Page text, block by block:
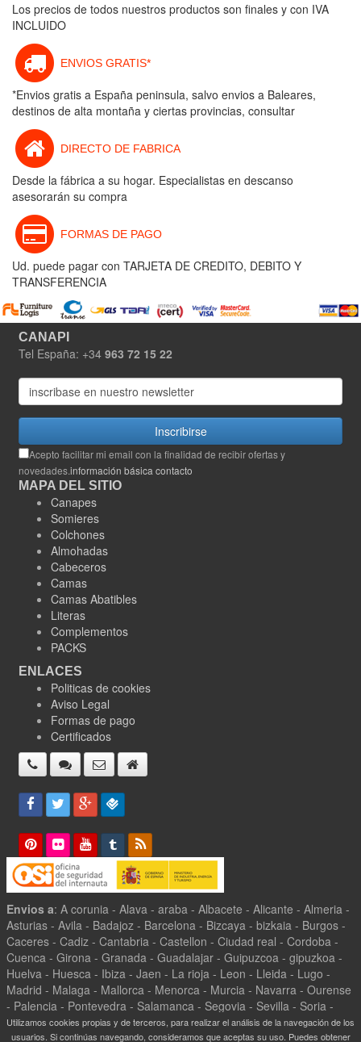
Los precios de todos nuestros productos son finales y con IVA
INCLUIDO
ENVIOS GRATIS*
*Envios gratis a España peninsula, salvo envios a Baleares,
destinos de alta montaña y ciertas provincias, consultar
DIRECTO DE FABRICA
Desde la fábrica a su hogar. Especialistas en descanso
asesorarán su compra
FORMAS DE PAGO
Ud. puede pagar con TARJETA DE CREDITO, DEBITO Y
TRANSFERENCIA
CANAPI
Tel España: +34 963 72 15 22
Inscribirse
Acepto facilitar mi email con la finalidad de recibir ofertas y
novedades.información básica contacto
MAPA DEL SITIO
Canapes
Somieres
Colchones
Almohadas
Cabeceros
Camas
Camas Abatibles
Literas
Complementos
PACKS
ENLACES
Politicas de cookies
Aviso Legal
Formas de pago
Certificados
Envios a: A corunia - Alava - araba - Albacete - Alicante - Almeria -
Asturias - Avila - Badajoz - Barcelona - Bizcaya - bizkaia - Burgos -
Caceres - Cadiz - Cantabria - Castellon - Ciudad real - Cordoba -
Cuenca - Girona - Granada - Guadalajar - Guipuzcoa - gipuzkoa -
Huelva - Huesca - Ibiza - Jaen - La rioja - Leon - Lleida - Lugo -
Madrid - Malaga - Mallorca - Menorca - Murcia - Navarra - Ourense
- Palencia - Pontevedra - Salamanca - Segovia - Sevilla - Soria -
Tarragona - Teruel - Toledo - Valencia - Valladolid - Zamora -
Zaragoza -
Utilizamos cookies propias y de terceros, para realizar el análisis de la navegación de los
usuarios. Si continúas navegando, consideramos que aceptas su uso. Puedes obtener